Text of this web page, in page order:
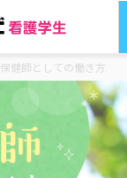
保健師としての働き方